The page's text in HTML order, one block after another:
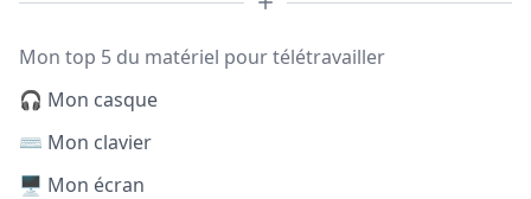
Mon top 5 du matériel pour télétravailler
🎧 Mon casque
⌨️ Mon clavier
🖥️ Mon écran